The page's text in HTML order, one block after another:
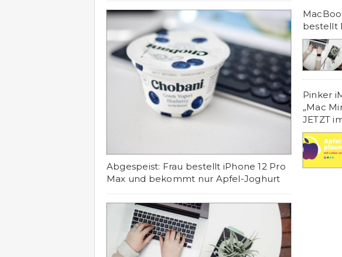
Abgespeist: Frau bestellt iPhone 12 Pro
Max und bekommt nur Apfel-Joghurt
bestellt
Pinker
„Mac
JETZT